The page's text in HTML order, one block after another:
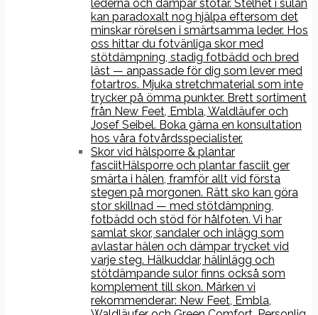
lederna och dämpar stötar. Stelhet i sulan
kan paradoxalt nog hjälpa eftersom det
minskar rörelsen i smärtsamma leder. Hos
oss hittar du fotvänliga skor med
stötdämpning, stadig fotbädd och bred
läst — anpassade för dig som lever med
fotartros. Mjuka stretchmaterial som inte
trycker på ömma punkter. Brett sortiment
från New Feet, Embla, Waldläufer och
Josef Seibel. Boka gärna en konsultation
hos våra fotvårdsspecialister.
Skor vid hälsporre & plantar
fasciitHälsporre och plantar fasciit ger
smärta i hälen, framför allt vid första
stegen på morgonen. Rätt sko kan göra
stor skillnad — med stötdämpning,
fotbädd och stöd för hålfoten. Vi har
samlat skor, sandaler och inlägg som
avlastar hälen och dämpar trycket vid
varje steg. Hälkuddar, hälinlägg och
stötdämpande sulor finns också som
komplement till skon. Märken vi
rekommenderar: New Feet, Embla,